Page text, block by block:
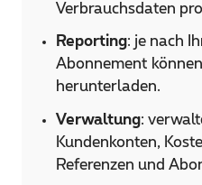
Verbrauchsdaten
Reporting: je nach
Abonnement
herunterladen.
Verwaltung:
Kundenkonten,
Referenzen und